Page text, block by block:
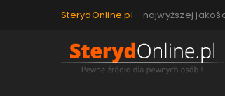
SterydOnline.pl - najwyższej